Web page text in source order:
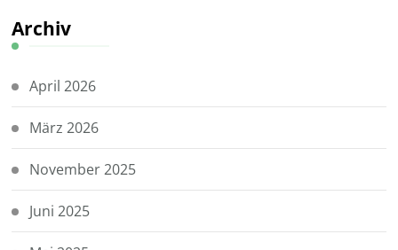
Archiv
April 2026
März 2026
November 2025
Juni 2025